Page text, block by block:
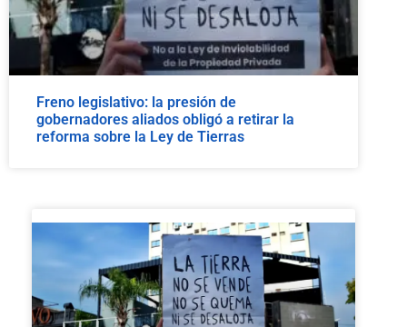
Freno legislativo: la presión de
gobernadores aliados obligó a retirar la
reforma sobre la Ley de Tierras